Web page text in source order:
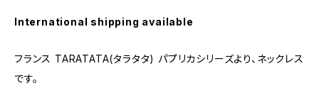
International shipping available
フランス TARATATA(タラタタ) パプリカシリーズより、ネックレス
です。